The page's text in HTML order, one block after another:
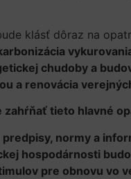
klásť dôraz na
chudoby a
a renovácia
zahŕňať tieto hlavné
predpisy, normy a
hospodárnosti
pre obnovu vo